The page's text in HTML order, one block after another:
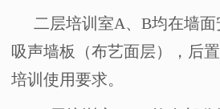
二层培训室A、 B均在墙面
吸声墙板（布艺面层），后置
培训使用要求。